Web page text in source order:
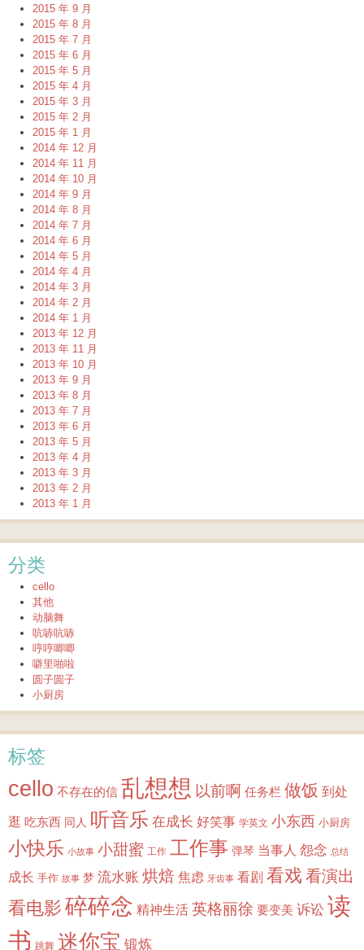
2015 年 9 月
2015 年 8 月
2015 年 7 月
2015 年 6 月
2015 年 5 月
2015 年 4 月
2015 年 3 月
2015 年 2 月
2015 年 1 月
2014 年 12 月
2014 年 11 月
2014 年 10 月
2014 年 9 月
2014 年 8 月
2014 年 7 月
2014 年 6 月
2014 年 5 月
2014 年 4 月
2014 年 3 月
2014 年 2 月
2014 年 1 月
2013 年 12 月
2013 年 11 月
2013 年 10 月
2013 年 9 月
2013 年 8 月
2013 年 7 月
2013 年 6 月
2013 年 5 月
2013 年 4 月
2013 年 3 月
2013 年 2 月
2013 年 1 月
分类
cello
其他
动脑舞
吭哧吭哧
哼哼唧唧
噼里啪啦
圆子圆子
小厨房
标签
cello 不存在的信 乱想想 以前啊 任务栏 做饭 到处
逛 吃东西 同人 听音乐 在成长 好笑事 学英文 小东西 小厨房
小快乐 小故事 小甜蜜 工作 工作事 弹琴 当事人 怨念 总结
成长 手作 故事 梦 流水账 烘焙 焦虑 牙齿事 看剧 看戏 看演出
看电影 碎碎念 精神生活 英格丽徐 要变美 诉讼 读
书 跳舞 迷你宝 锻炼